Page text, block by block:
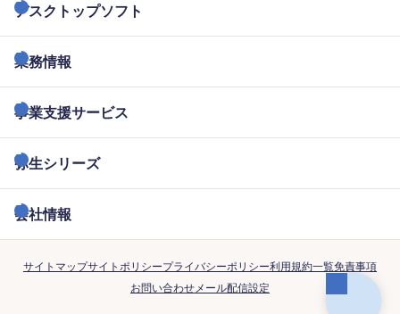
デスクトップソフト
業務情報
事業支援サービス
弥生シリーズ
会社情報
サイトマップサイトポリシープライバシーポリシー利用規約一覧免責事項
お問い合わせメール配信設定